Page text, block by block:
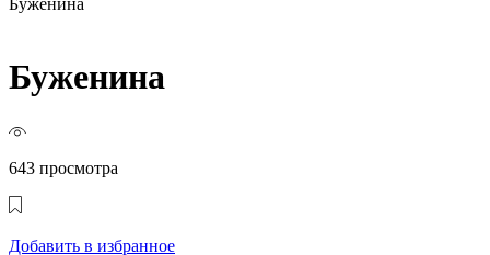
Буженина
Буженина
643 просмотра
Добавить в избранное